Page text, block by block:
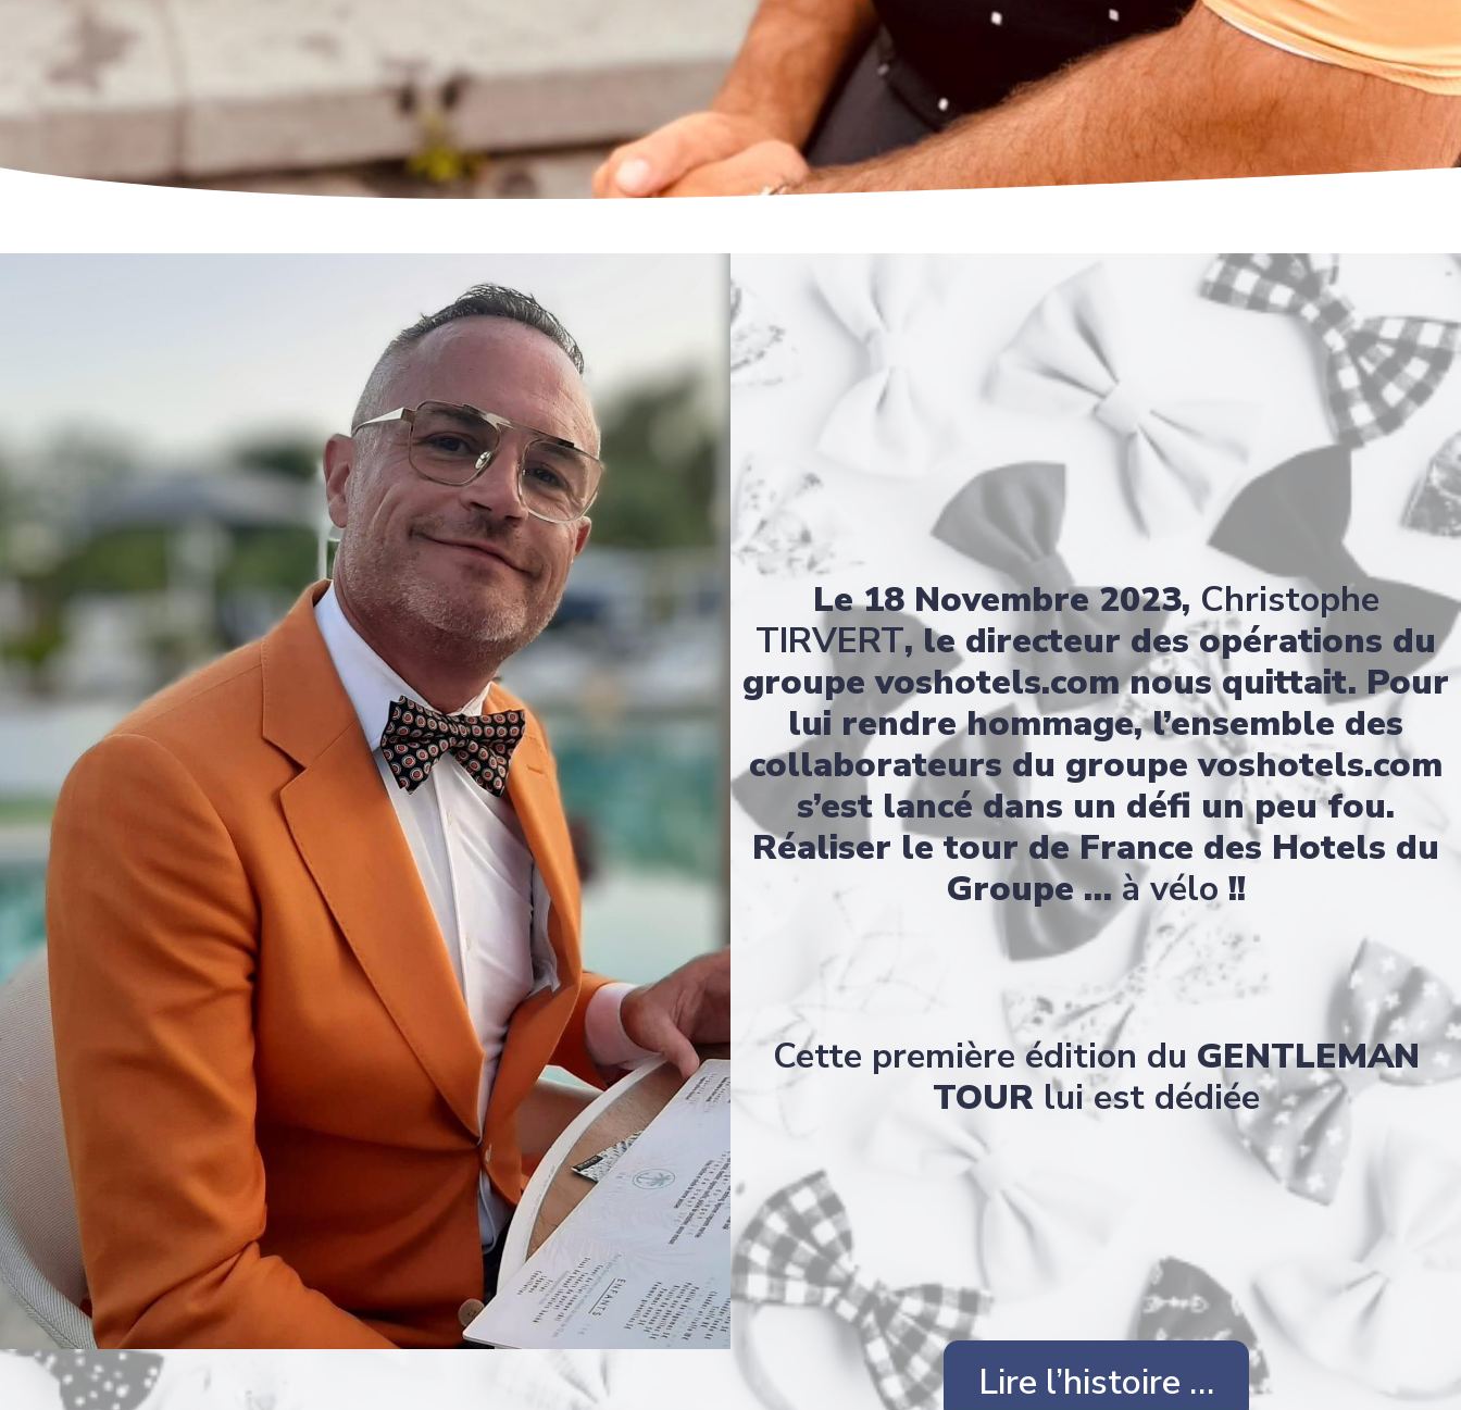
Le 18 Novembre 2023, Christophe
TIRVERT, le directeur des opérations du
groupe voshotels.com nous quittait. Pour
lui rendre hommage, l’ensemble des
collaborateurs du groupe voshotels.com
s’est lancé dans un défi un peu fou.
Réaliser le tour de France des Hotels du
Groupe …à vélo !!
Cette première édition du GENTLEMAN
TOUR lui est dédiée
Lire l’histoire …